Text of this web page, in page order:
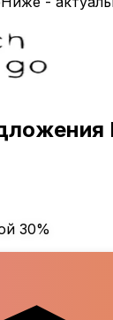
30%